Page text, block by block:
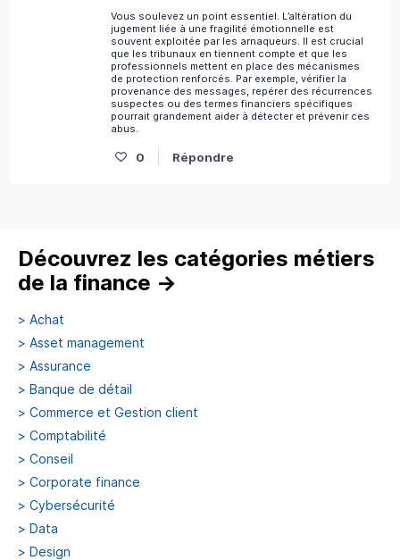
Vous soulevez un point essentiel. L’altération du
jugement liée à une fragilité émotionnelle est
souvent exploitée par les arnaqueurs. Il est crucial
que les tribunaux en tiennent compte et que les
professionnels mettent en place des mécanismes
de protection renforcés. Par exemple, vérifier la
provenance des messages, repérer des récurrences
suspectes ou des termes financiers spécifiques
pourrait grandement aider à détecter et prévenir ces
abus.
0 Répondre
Découvrez les catégories métiers
de la finance →
> Achat
> Asset management
> Assurance
> Banque de détail
> Commerce et Gestion client
> Comptabilité
> Conseil
> Corporate finance
> Cybersécurité
> Data
> Design